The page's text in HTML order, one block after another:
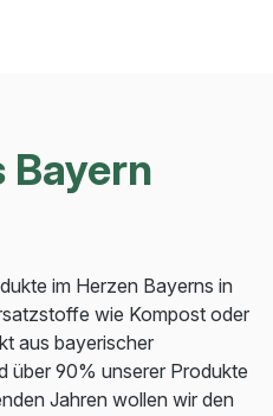
Bayern
im Herzen Bayerns in
wie Kompost oder
aus bayerischer
über 90% unserer Produkte
Jahren wollen wir den